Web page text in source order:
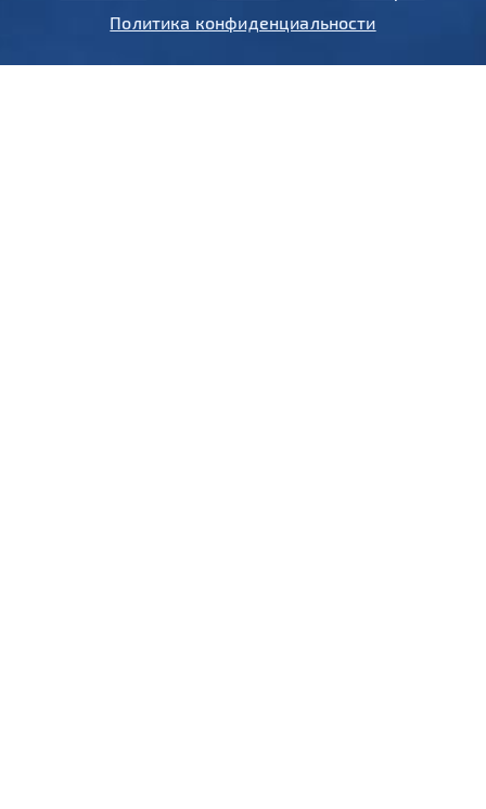
Политика конфиденциальности